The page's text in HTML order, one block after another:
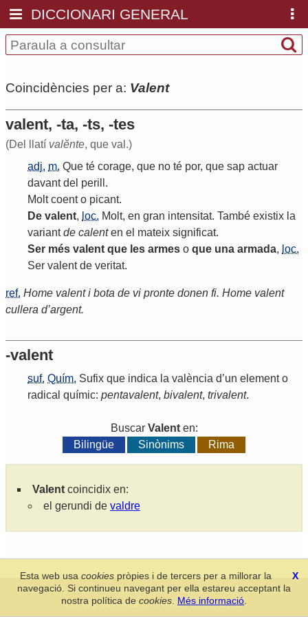
DICCIONARI GENERAL
Coincidències per a: Valent
valent, -ta, -ts, -tes
(Del llatí valĕnte, que val.)
adj. m. Que té corage, que no té por, que sap actuar
davant del perill .
Molt coent o picant.
De valent, loc. Molt, en gran intensitat. També existix la
variant de calent en el mateix significat.
Ser més valent que les armes o que una armada, loc.
Ser valent de veritat.
ref. Home valent i bota de vi pronte donen fi. Home valent
cullera d’argent.
-valent
suf. Quím. Sufix que indica la valència d’un element o
radical químic: pentavalent, bivalent, trivalent.
Buscar Valenten:
Bilingüe
Sinònims Rima
Valent coincidix en:
el gerundi de valdre
Secció de Llengua i Lliteratura Valencianes-Real Acadèmia de
Cultura Valenciana-Política de privacitat
X
Esta web usacookies pròpies i de tercers per a millorar la
navegació. Si continueu navegant per ella estareu acceptant la
nostra política de cookies Més informació